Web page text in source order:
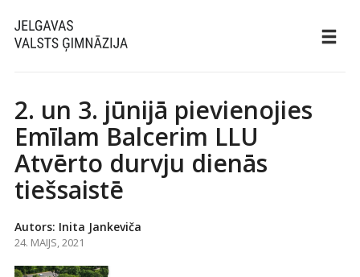
2. un 3. jūnijā pievienojies
Emīlam Balcerim LLU
Atvērto durvju dienās
tiešsaistē
Autors: Inita Jankeviča
24. MAIJS, 2021